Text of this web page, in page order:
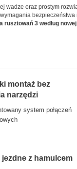
wadze oraz prostym
rusztowań 3 według
montaż bez
narzędzi
system połączeń
jezdne z hamulcem